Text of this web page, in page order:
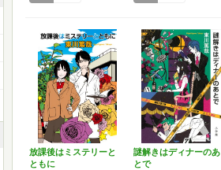
放課後はミステリーと
ともに
謎解きはディナーのあ
とで